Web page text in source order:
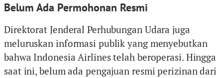
Belum Ada Permohonan Resmi
Direktorat Jenderal Perhubungan Udara juga
meluruskan informasi publik yang menyebutkan
bahwa Indonesia Airlines telah beroperasi. Hingga
saat ini, belum ada pengajuan resmi perizinan dari